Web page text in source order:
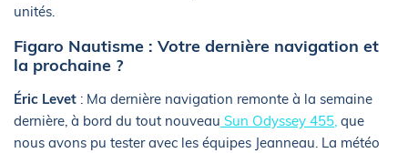
unités.
Figaro Nautisme : Votre dernière navigation et
la prochaine ?
Éric Levet : Ma dernière navigation remonte à la semaine
dernière, à bord du tout nouveau Sun Odyssey 455, que
nous avons pu tester avec les équipes Jeanneau. La météo